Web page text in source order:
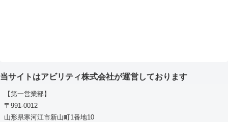
当サイトはアビリティ株式会社が運営しております
【第一営業部】
〒991-0012
山形県寒河江市新山町1番地10